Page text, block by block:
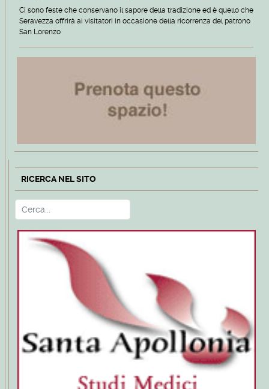
Ci sono feste che conservano il sapore della tradizione ed è quello che
Seravezza offrirà ai visitatori in occasione della ricorrenza del patrono
San Lorenzo
RICERCA NEL SITO
Cerca Type 2 or more characters for